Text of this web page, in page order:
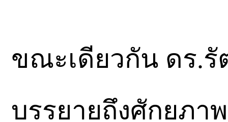
ขณะเดียวกัน ดร.
บรรยายถึงศักยภา